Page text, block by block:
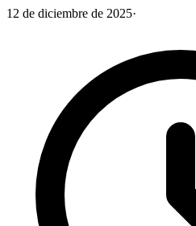
12 de diciembre de 2025·